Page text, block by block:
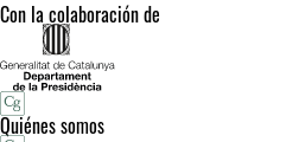
Con la colaboración de
Quiénes somos